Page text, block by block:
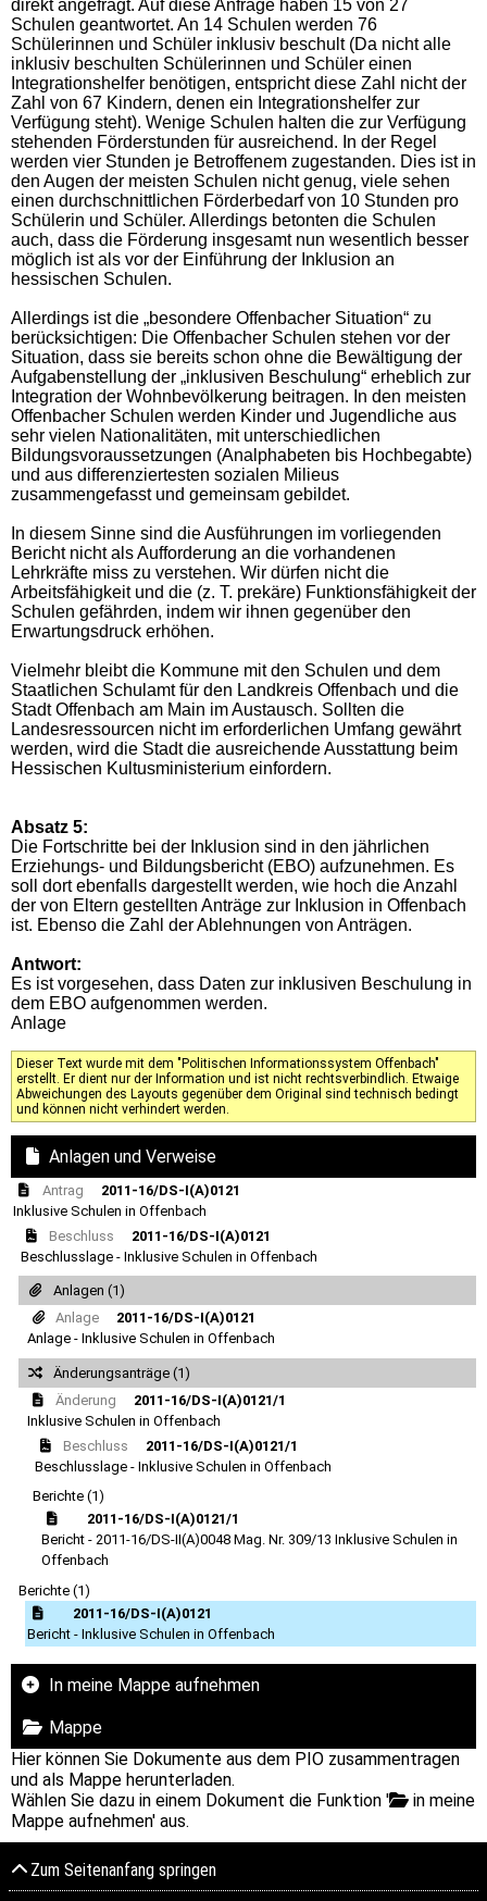
direkt angefragt. Auf diese Anfrage haben 15 von 27
Schulen geantwortet. An 14 Schulen werden 76
Schülerinnen und Schüler inklusiv beschult (Da nicht alle
inklusiv beschulten Schülerinnen und Schüler einen
Integrationshelfer benötigen, entspricht diese Zahl nicht der
Zahl von 67 Kindern, denen ein Integrationshelfer zur
Verfügung steht). Wenige Schulen halten die zur Verfügung
stehenden Förderstunden für ausreichend. In der Regel
werden vier Stunden je Betroffenem zugestanden. Dies ist in
den Augen der meisten Schulen nicht genug, viele sehen
einen durchschnittlichen Förderbedarf von 10 Stunden pro
Schülerin und Schüler. Allerdings betonten die Schulen
auch, dass die Förderung insgesamt nun wesentlich besser
möglich ist als vor der Einführung der Inklusion an
hessischen Schulen.
Allerdings ist die „besondere Offenbacher Situation“ zu
berücksichtigen: Die Offenbacher Schulen stehen vor der
Situation, dass sie bereits schon ohne die Bewältigung der
Aufgabenstellung der „inklusiven Beschulung“ erheblich zur
Integration der Wohnbevölkerung beitragen. In den meisten
Offenbacher Schulen werden Kinder und Jugendliche aus
sehr vielen Nationalitäten, mit unterschiedlichen
Bildungsvoraussetzungen (Analphabeten bis Hochbegabte)
und aus differenziertesten sozialen Milieus
zusammengefasst und gemeinsam gebildet.
In diesem Sinne sind die Ausführungen im vorliegenden
Bericht nicht als Aufforderung an die vorhandenen
Lehrkräfte miss zu verstehen. Wir dürfen nicht die
Arbeitsfähigkeit und die (z. T. prekäre) Funktionsfähigkeit der
Schulen gefährden, indem wir ihnen gegenüber den
Erwartungsdruck erhöhen.
Vielmehr bleibt die Kommune mit den Schulen und dem
Staatlichen Schulamt für den Landkreis Offenbach und die
Stadt Offenbach am Main im Austausch. Sollten die
Landesressourcen nicht im erforderlichen Umfang gewährt
werden, wird die Stadt die ausreichende Ausstattung beim
Hessischen Kultusministerium einfordern.
Absatz 5:
Die Fortschritte bei der Inklusion sind in den jährlichen
Erziehungs- und Bildungsbericht (EBO) aufzunehmen. Es
soll dort ebenfalls dargestellt werden, wie hoch die Anzahl
der von Eltern gestellten Anträge zur Inklusion in Offenbach
ist. Ebenso die Zahl der Ablehnungen von Anträgen.
Antwort:
Es ist vorgesehen, dass Daten zur inklusiven Beschulung in
dem EBO aufgenommen werden.
Anlage
Dieser Text wurde mit dem "Politischen Informationssystem Offenbach"
erstellt. Er dient nur der Information und ist nicht rechtsverbindlich. Etwaige
Abweichungen des Layouts gegenüber dem Original sind technisch bedingt
und können nicht verhindert werden.
Anlagen und Verweise
Antrag
2011-16/DS-I(A)0121
Inklusive Schulen in Offenbach
Beschluss
2011-16/DS-I(A)0121
Beschlusslage - Inklusive Schulen in Offenbach
Anlagen (1)
Anlage
2011-16/DS-I(A)0121
Anlage - Inklusive Schulen in Offenbach
Änderungsanträge (1)
Änderung
2011-16/DS-I(A)0121/1
Inklusive Schulen in Offenbach
Beschluss
2011-16/DS-I(A)0121/1
Beschlusslage - Inklusive Schulen in Offenbach
Berichte (1)
2011-16/DS-I(A)0121/1
Bericht - 2011-16/DS-II(A)0048 Mag. Nr. 309/13 Inklusive Schulen in
Offenbach
Berichte (1)
2011-16/DS-I(A)0121
Bericht - Inklusive Schulen in Offenbach
In meine Mappe aufnehmen
Mappe
Hier können Sie Dokumente aus dem PIO zusammentragen
und als Mappe herunterladen.
Wählen Sie dazu in einem Dokument die Funktion '
in meine
Mappe aufnehmen' aus.
Zum Seitenanfang springen